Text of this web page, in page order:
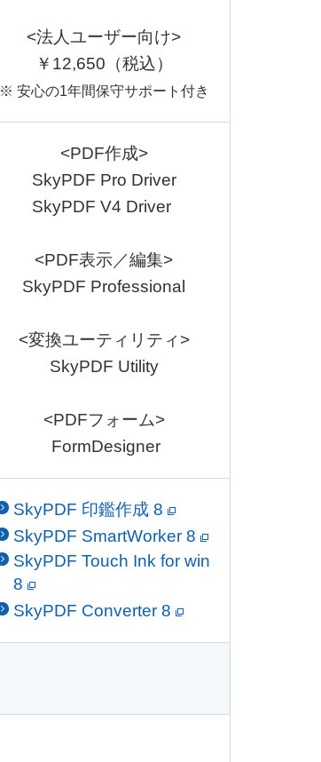
<法人ユーザー向け>
￥12,650（税込）
※ 安心の1年間保守サポート付き
<PDF作成>
SkyPDF Pro Driver
SkyPDF V4 Driver
<PDF表示／編集>
SkyPDF Professional
<変換ユーティリティ>
SkyPDF Utility
<PDFフォーム>
FormDesigner
SkyPDF 印鑑作成 8
SkyPDF SmartWorker 8
SkyPDF Touch Ink for win
8
SkyPDF Converter 8